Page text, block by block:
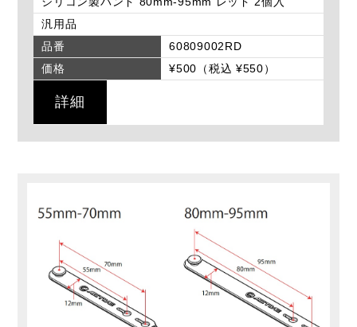
汎用品
品番
60809002RD
価格
¥500（税込 ¥550）
詳細